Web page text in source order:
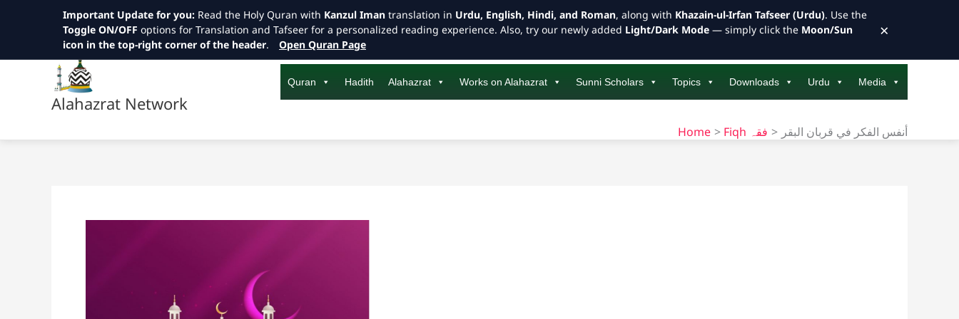
to
Alahazrat Network
Quran Hadith Alahazrat Works on Alahazrat Sunni Scholars Topics Downloads Urdu Media
Home Fiqh فقہ أنفس الفكر في قربان البقر
Important Update for you: Read the Holy Quran with Kanzul Iman translation in Urdu, English, Hindi, and Roman, along with Khazain-ul-Irfan Tafseer (Urdu). Use the
Toggle ON/OFF options for Translation and Tafseer for a personalized reading experience. Also, try our newly added Light/Dark Mode — simply click the Moon/Sun
icon in the top-right corner of the header. Open Quran Page
×